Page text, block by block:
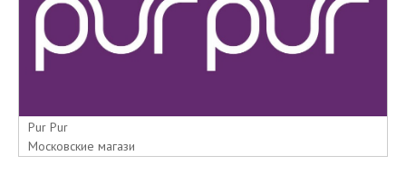
Pur Pur
Московские магази